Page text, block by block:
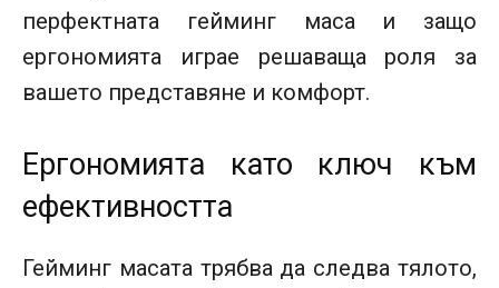
перфектната гейминг маса и защо
ергономията играе решаваща роля за
вашето представяне и комфорт.
Ергономията като ключ към
ефективността
Гейминг масата трябва да следва тялото,